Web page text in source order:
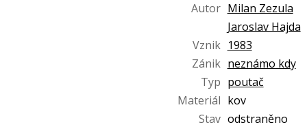
Autor Milan Zezula
Jaroslav Hajda
Vznik 1983
Zánik neznámo kdy
Typ poutač
Materiál kov
Stav odstraněno